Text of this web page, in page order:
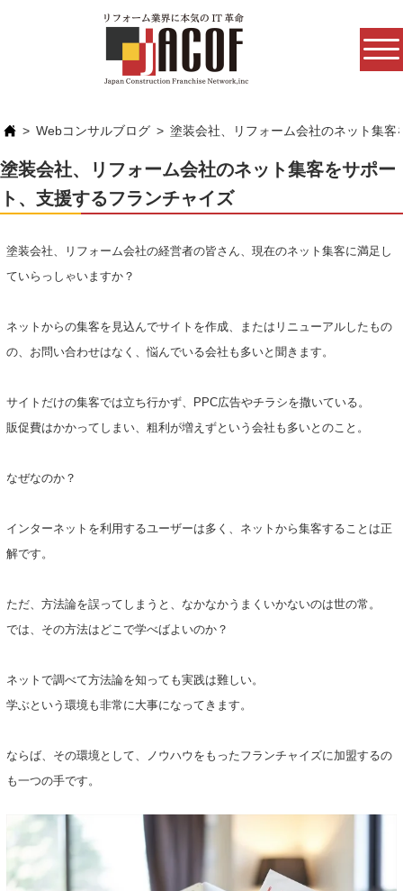
Webコンサルブログ 塗装会社、リフォーム会社のネット集
塗装会社、リフォーム会社のネット集客をサポー
ト、支援するフランチャイズ
塗装会社、リフォーム会社の経営者の皆さん、現在のネット集客に満足し
ていらっしゃいますか？
ネットからの集客を見込んでサイトを作成、またはリニューアルしたもの
の、お問い合わせはなく、悩んでいる会社も多いと聞きます。
サイトだけの集客では立ち行かず、PPC広告やチラシを撒いている。
販促費はかかってしまい、粗利が増えずという会社も多いとのこと。
なぜなのか？
インターネットを利用するユーザーは多く、ネットから集客することは正
解です。
ただ、方法論を誤ってしまうと、なかなかうまくいかないのは世の常。
では、その方法はどこで学べばよいのか？
ネットで調べて方法論を知っても実践は難しい。
学ぶという環境も非常に大事になってきます。
ならば、その環境として、ノウハウをもったフランチャイズに加盟するの
も一つの手です。